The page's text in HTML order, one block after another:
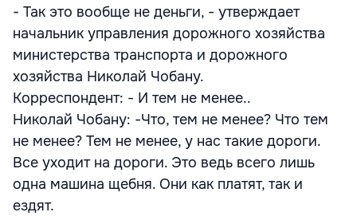
- Так это вообще не деньги, - утверждает
начальник управления дорожного хозяйства
министерства транспорта и дорожного
хозяйства Николай Чобану.
Корреспондент: - И тем не менее..
Николай Чобану: -Что, тем не менее? Что тем
не менее? Тем не менее, у нас такие дороги.
Все уходит на дороги. Это ведь всего лишь
одна машина щебня. Они как платят, так и
ездят.